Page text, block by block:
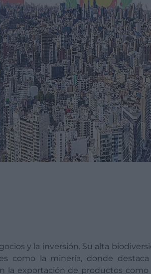
y la inversión. Su alta
como la minería, donde
exportación de productos como